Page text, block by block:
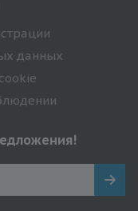
данных